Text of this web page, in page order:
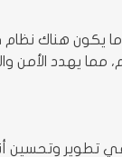
يكون هناك
مما يهدد الأمن
تطوير وتحسين